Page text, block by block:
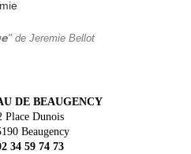
de Jeremie Bellot
DE BEAUGENCY
Place Dunois
Beaugency
34 59 74 73